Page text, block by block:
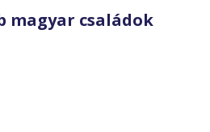
magyar családok